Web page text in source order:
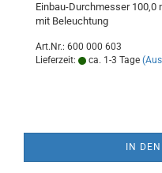
Einbau-Durchmesser 100,0
mit Beleuchtung
Art.Nr.: 600 000 603
Lieferzeit:
ca. 1-3 Tage
IN